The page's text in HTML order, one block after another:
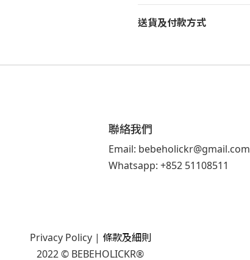
送貨及付款方式
聯絡我們
Email: bebeholickr@gmail.com
Whatsapp: +852 51108511
Privacy Policy| 條款及細則
2022 © BEBEHOLICKR®